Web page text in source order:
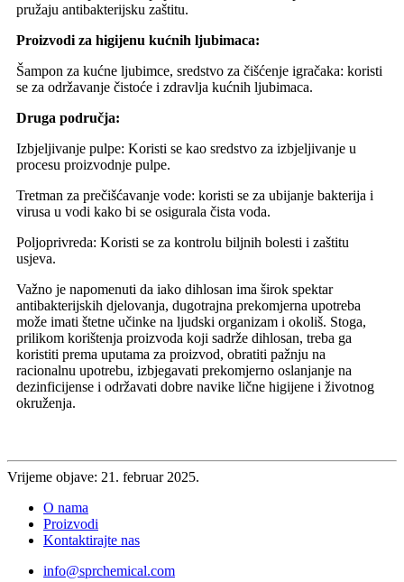
pružaju antibakterijsku zaštitu.
Proizvodi za higijenu kućnih ljubimaca:
Šampon za kućne ljubimce, sredstvo za čišćenje igračaka: koristi
se za održavanje čistoće i zdravlja kućnih ljubimaca.
Druga područja:
Izbjeljivanje pulpe: Koristi se kao sredstvo za izbjeljivanje u
procesu proizvodnje pulpe.
Tretman za prečišćavanje vode: koristi se za ubijanje bakterija i
virusa u vodi kako bi se osigurala čista voda.
Poljoprivreda: Koristi se za kontrolu biljnih bolesti i zaštitu
usjeva.
Važno je napomenuti da iako dihlosan ima širok spektar
antibakterijskih djelovanja, dugotrajna prekomjerna upotreba
može imati štetne učinke na ljudski organizam i okoliš. Stoga,
prilikom korištenja proizvoda koji sadrže dihlosan, treba ga
koristiti prema uputama za proizvod, obratiti pažnju na
racionalnu upotrebu, izbjegavati prekomjerno oslanjanje na
dezinficijense i održavati dobre navike lične higijene i životnog
okruženja.
Vrijeme objave: 21. februar 2025.
O nama
Proizvodi
Kontaktirajte nas
info@sprchemical.com